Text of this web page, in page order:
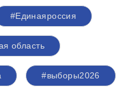
#Единаяроссия
область
#выборы2026